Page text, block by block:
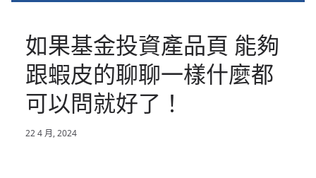
如果基金投資產品頁 能夠
跟蝦皮的聊聊一樣什麼都
可以問就好了！
22 4 月, 2024